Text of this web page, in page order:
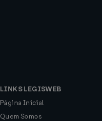
LINKS LEGISWEB
Página Inicial
Quem Somos